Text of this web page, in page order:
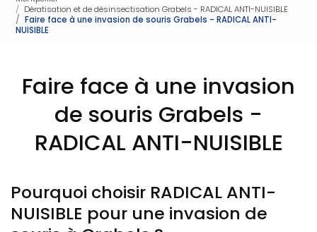
Dératisation et de désinsectisation Grabels - RADICAL ANTI-NUISIBLE
Faire face à une invasion de souris Grabels - RADICAL ANTI-
NUISIBLE
Faire face à une invasion
de souris Grabels -
RADICAL ANTI-NUISIBLE
Pourquoi choisir RADICAL ANTI-
NUISIBLE pour une invasion de